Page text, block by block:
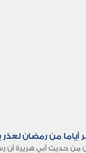
من رمضان
حديث أبي هريرة أن